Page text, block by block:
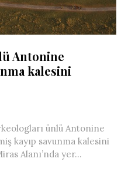
Antonine
kalesini
ünlü Antonine
kayıp savunma kalesini
Alanı’nda yer...